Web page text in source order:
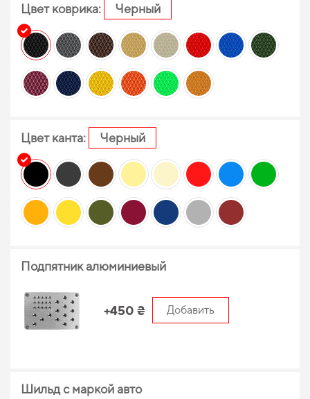
Цвет коврика: Черный
Цвет канта: Черный
Подпятник алюминиевый
+450 ₴ Добавить
Шильд с маркой авто